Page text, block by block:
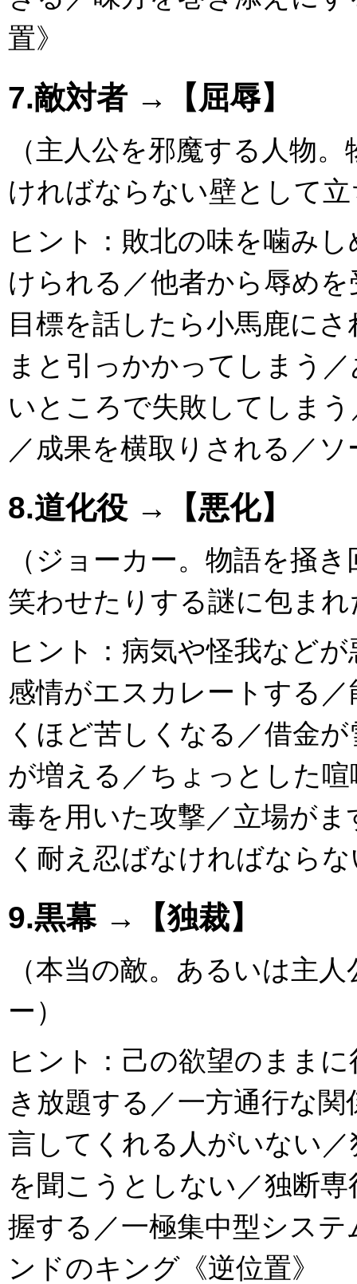
置》
7.敵対者 →【屈辱】
（主人公を邪魔する人物
ければならない壁として
ヒント：敗北の味を噛み
けられる／他者から辱め
目標を話したら小馬鹿に
まと引っかかってしまう
いところで失敗してしま
／成果を横取りされる／
8.道化役 →【悪化】
（ジョーカー。物語を掻
笑わせたりする謎に包ま
ヒント：病気や怪我など
感情がエスカレートする
くほど苦しくなる／借金
が増える／ちょっとした
毒を用いた攻撃／立場が
く耐え忍ばなければなら
9.黒幕 →【独裁】
（本当の敵。あるいは主
ー）
ヒント：己の欲望のまま
き放題する／一方通行な
言してくれる人がいない
を聞こうとしない／独断
握する／一極集中型シス
ンドのキング《逆位置》